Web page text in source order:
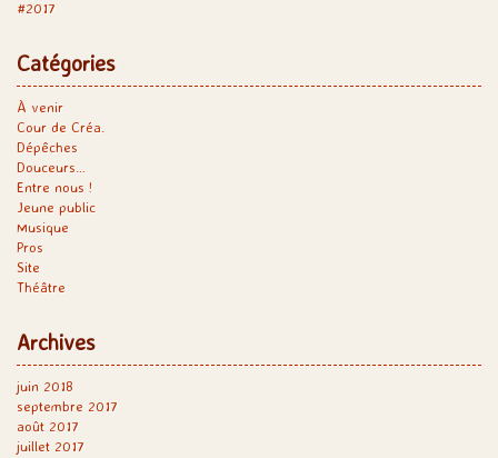
#2017
Catégories
À venir
Cour de Créa.
Dépêches
Douceurs…
Entre nous !
Jeune public
Musique
Pros
Site
Théâtre
Archives
juin 2018
septembre 2017
août 2017
juillet 2017